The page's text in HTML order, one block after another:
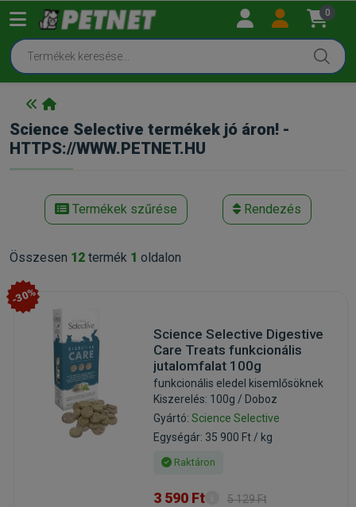
0
Science Selective termékek jó áron! -
HTTPS://WWW.PETNET.HU
Termékek szűrése Rendezés
Összesen 12 termék 1 oldalon
-30%
Science Selective Digestive
Care Treats funkcionális
jutalomfalat 100g
funkcionális eledel kisemlősöknek
Kiszerelés: 100g / Doboz
Gyártó: Science Selective
Egységár: 35 900 Ft / kg
Raktáron
3 590 Ft 5 129 Ft